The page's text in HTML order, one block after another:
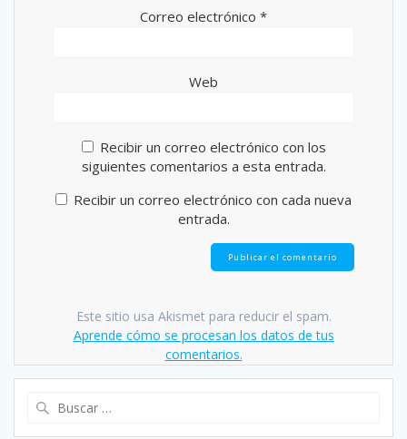
Correo electrónico *
Web
Recibir un correo electrónico con los
siguientes comentarios a esta entrada.
Recibir un correo electrónico con cada nueva
entrada.
Este sitio usa Akismet para reducir el spam.
Aprende cómo se procesan los datos de tus
comentarios.